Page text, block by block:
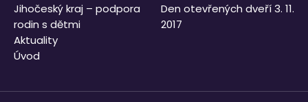
Jihočeský kraj – podpora
rodin s dětmi
Aktuality
Úvod
Den otevřených dveří 3. 11.
2017